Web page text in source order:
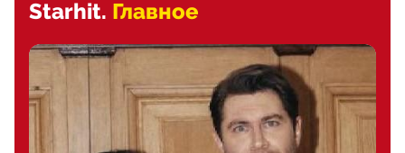
Starhit. Главное